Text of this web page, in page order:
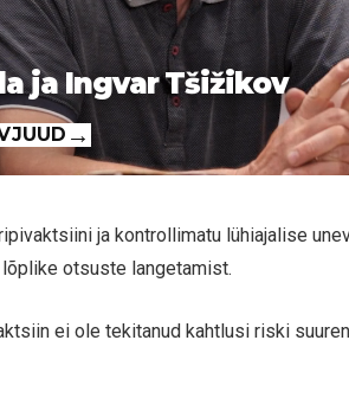
ja Ingvar Tšižikov
ja kontrollimatu lühiajalise
otsuste langetamist.
ei ole tekitanud kahtlusi riski